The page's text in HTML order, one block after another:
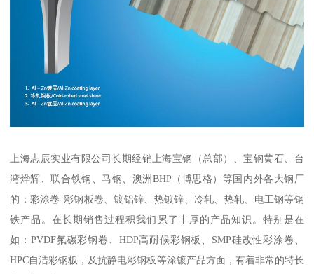
上海志辰实业有限公司长期经销上海宝钢（总部）、宝钢黄石、台
湾烨辉、联合铁钢、马钢、澳洲BHP（博思格）等国内外各大钢厂
的：彩涂卷-彩钢板卷、镀铝锌、热镀锌、冷轧、热轧、电工钢等钢
铁产品。在长期销售过程积我们累了丰厚的产品知识。特别是在
如：PVDF氟碳彩钢卷、HDP高耐候彩钢板、SMP硅改性彩涂卷、
HPC自洁彩钢板，及抗静电彩钢板等涂镀产品方面，有着非常的特长